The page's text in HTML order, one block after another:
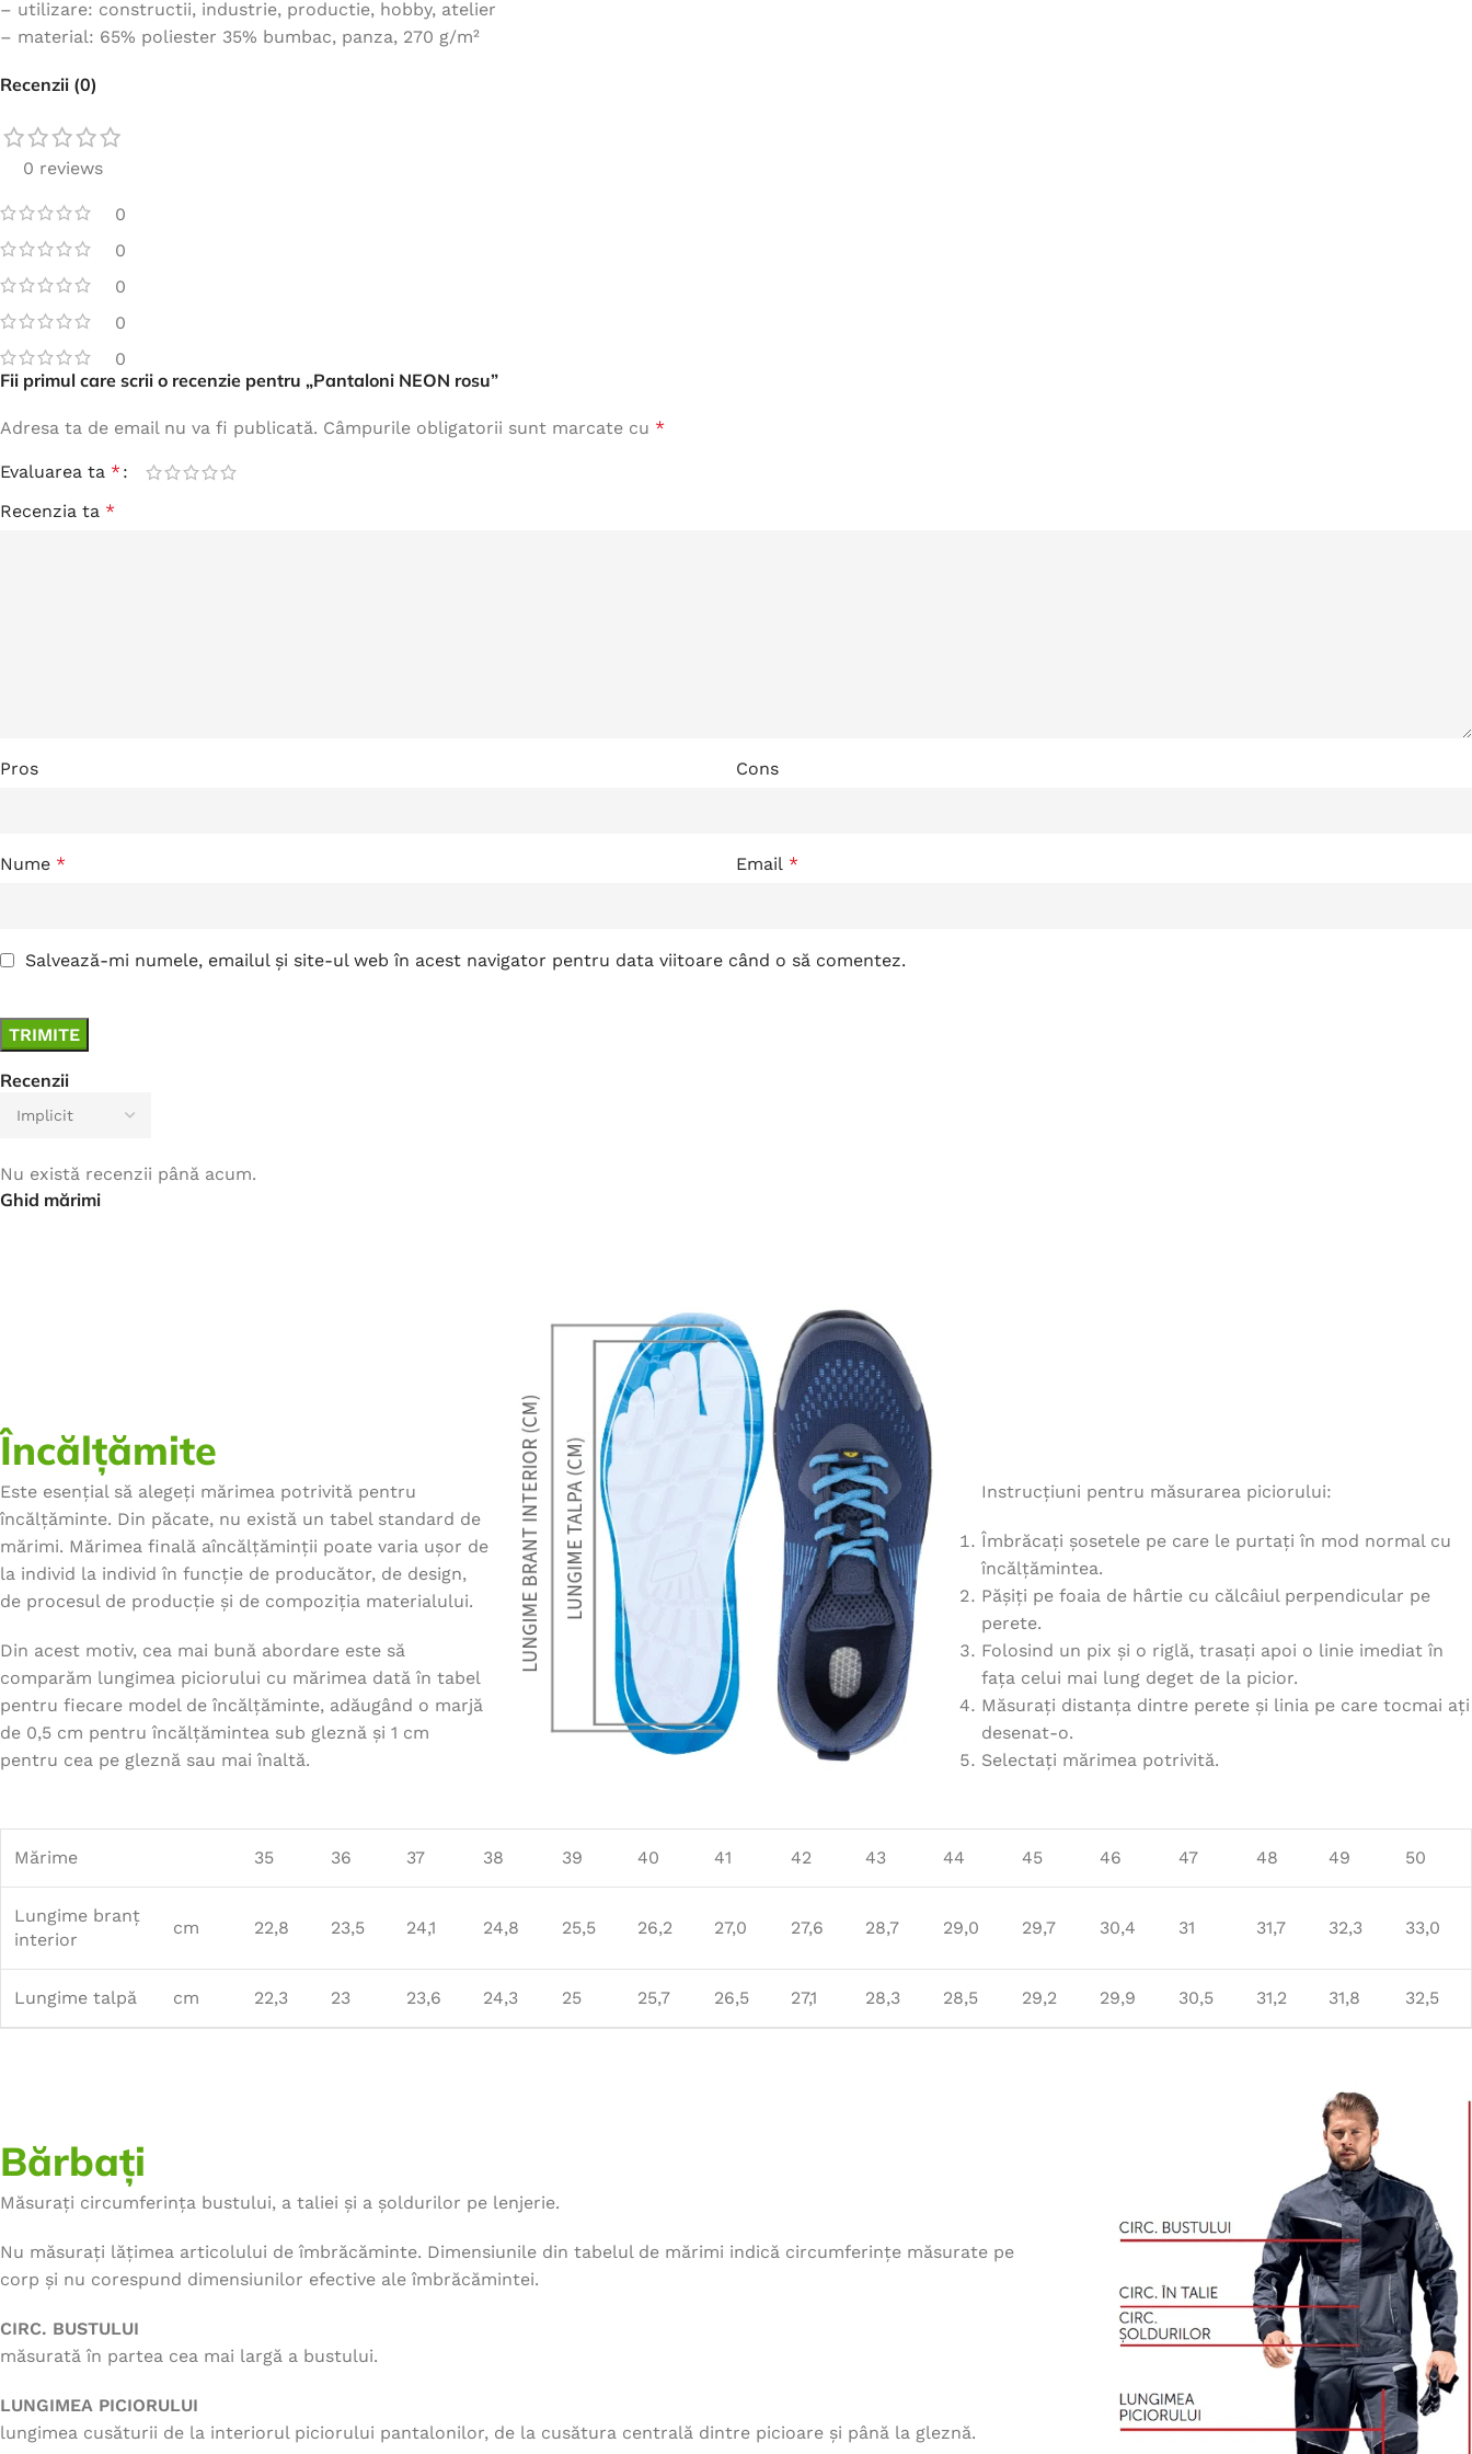
– utilizare: constructii, industrie, productie, hobby, atelier
– material: 65% poliester 35% bumbac, panza, 270 g/m²
Recenzii (0)
0 reviews
0
0
0
0
0
Recenzii
Nu există recenzii până acum.
Fii primul care scrii o recenzie pentru „Pantaloni NEON rosu”
Adresa ta de email nu va fi publicată. Câmpurile obligatorii sunt marcate cu *
Evaluarea ta *
Recenzia ta *
Pros Cons
Nume * Email *
Salvează-mi numele, emailul și site-ul web în acest navigator pentru data viitoare când o să comentez.
Ghid mărimi
Încălțămite
Este esențial să alegeți mărimea potrivită pentru
încălțăminte. Din păcate, nu există un tabel standard de
mărimi. Mărimea finală aîncălțăminții poate varia ușor de
la individ la individ în funcție de producător, de design,
de procesul de producție și de compoziția materialului.
Din acest motiv, cea mai bună abordare este să
comparăm lungimea piciorului cu mărimea dată în tabel
pentru fiecare model de încălțăminte, adăugând o marjă
de 0,5 cm pentru încălțămintea sub gleznă și 1 cm
pentru cea pe gleznă sau mai înaltă.
Instrucțiuni pentru măsurarea piciorului:
Îmbrăcați șosetele pe care le purtați în mod normal cu
încălțămintea.
Pășiți pe foaia de hârtie cu călcâiul perpendicular pe
perete.
Folosind un pix și o riglă, trasați apoi o linie imediat în
fața celui mai lung deget de la picior.
Măsurați distanța dintre perete și linia pe care tocmai ați
desenat-o.
Selectați mărimea potrivită.
Mărime 35 36 37 38 39 40 41 42 43 44 45 46 47 48 49 50
Lungime branț
interior
cm 22,8 23,5 24,1 24,8 25,5 26,2 27,0 27,6 28,7 29,0 29,7 30,4 31 31,7 32,3 33,0
Lungime talpă cm 22,3 23 23,6 24,3 25 25,7 26,5 27,1 28,3 28,5 29,2 29,9 30,5 31,2 31,8 32,5
Bărbați
Măsurați circumferința bustului, a taliei și a șoldurilor pe lenjerie.
Nu măsurați lățimea articolului de îmbrăcăminte. Dimensiunile din tabelul de mărimi indică circumferințe măsurate pe
corp și nu corespund dimensiunilor efective ale îmbrăcămintei.
CIRC. BUSTULUI
măsurată în partea cea mai largă a bustului.
LUNGIMEA PICIORULUI
lungimea cusăturii de la interiorul piciorului pantalonilor, de la cusătura centrală dintre picioare și până la gleznă.